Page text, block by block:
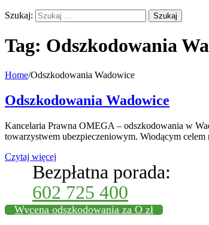
Szukaj:
Tag: Odszkodowania
Home/Odszkodowania Wadowice
Odszkodowania Wadowice
Kancelaria Prawna OMEGA – odszkodowania w
towarzystwem ubezpieczeniowym. Wiodącym
Czytaj więcej
Bezpłatna porada:
602 725 400
Wycena odszkodowania za O zł